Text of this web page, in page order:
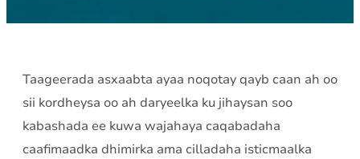
Taageerada asxaabta ayaa noqotay qayb caan ah oo
sii kordheysa oo ah daryeelka ku jihaysan soo
kabashada ee kuwa wajahaya caqabadaha
caafimaadka dhimirka ama cilladaha isticmaalka